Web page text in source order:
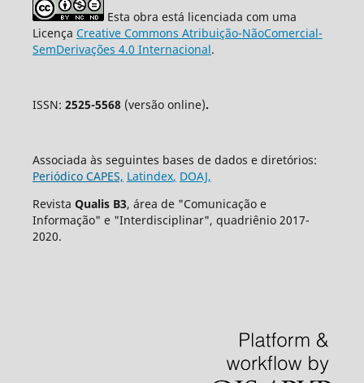
Esta obra está licenciada com uma
Licença Creative Commons Atribuição-NãoComercial-
SemDerivações 4.0 Internacional.
ISSN: 2525-5568(versão online).
Associada às seguintes bases de dados e diretórios:
Periódico CAPES, Latindex, DOAJ,
Revista Qualis B3, área de "Comunicação e
Informação" e "Interdisciplinar", quadriênio 2017-
2020.